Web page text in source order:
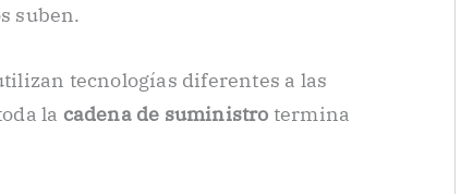
suben.
tecnologías diferentes a las
la cadena de suministro termina